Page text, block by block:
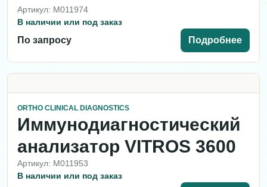
Артикул: M011974
В наличии или под заказ
По запросу Подробнее
ORTHO CLINICAL DIAGNOSTICS
Иммунодиагностический
анализатор VITROS 3600
Артикул: M011953
В наличии или под заказ